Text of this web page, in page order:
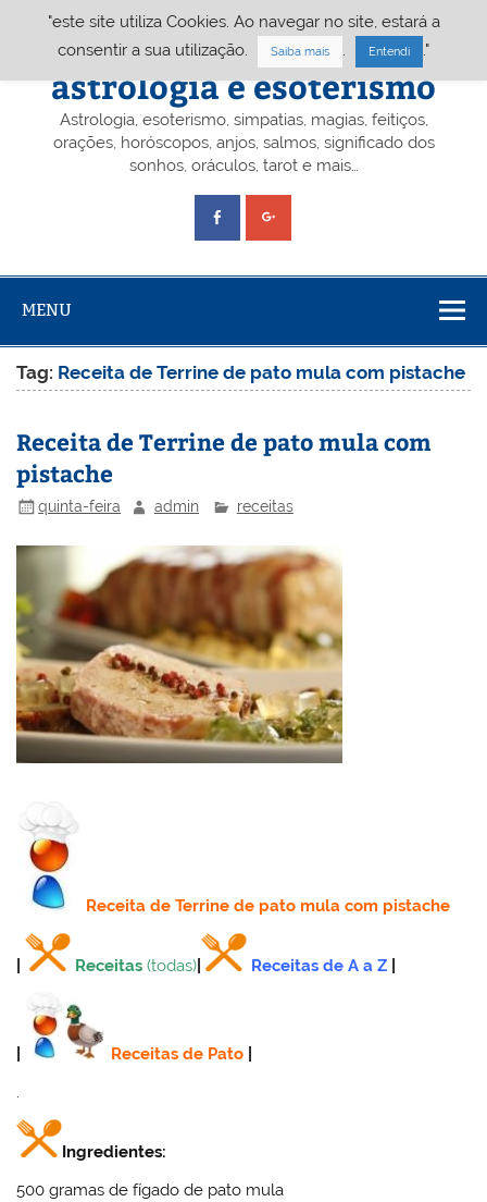
Portal A&E – Portal
astrologia e esoterismo
Astrologia, esoterismo, simpatias, magias, feitiços,
orações, horóscopos, anjos, salmos, significado dos
sonhos, oráculos, tarot e mais…
MENU
Tag: Receita de Terrine de pato mula com pistache
Receita de Terrine de pato mula com
pistache
quinta-feira admin receitas
Receitade Terrine de pato mula com pistache
Receitas (todas) Receitas de A a Z
Receitas de Pato
.
Ingredientes:
500 gramas de fígado de pato mula
"este site utiliza Cookies. Ao navegar no site, estará a
consentir a sua utilização.
Saiba mais Entendi ."